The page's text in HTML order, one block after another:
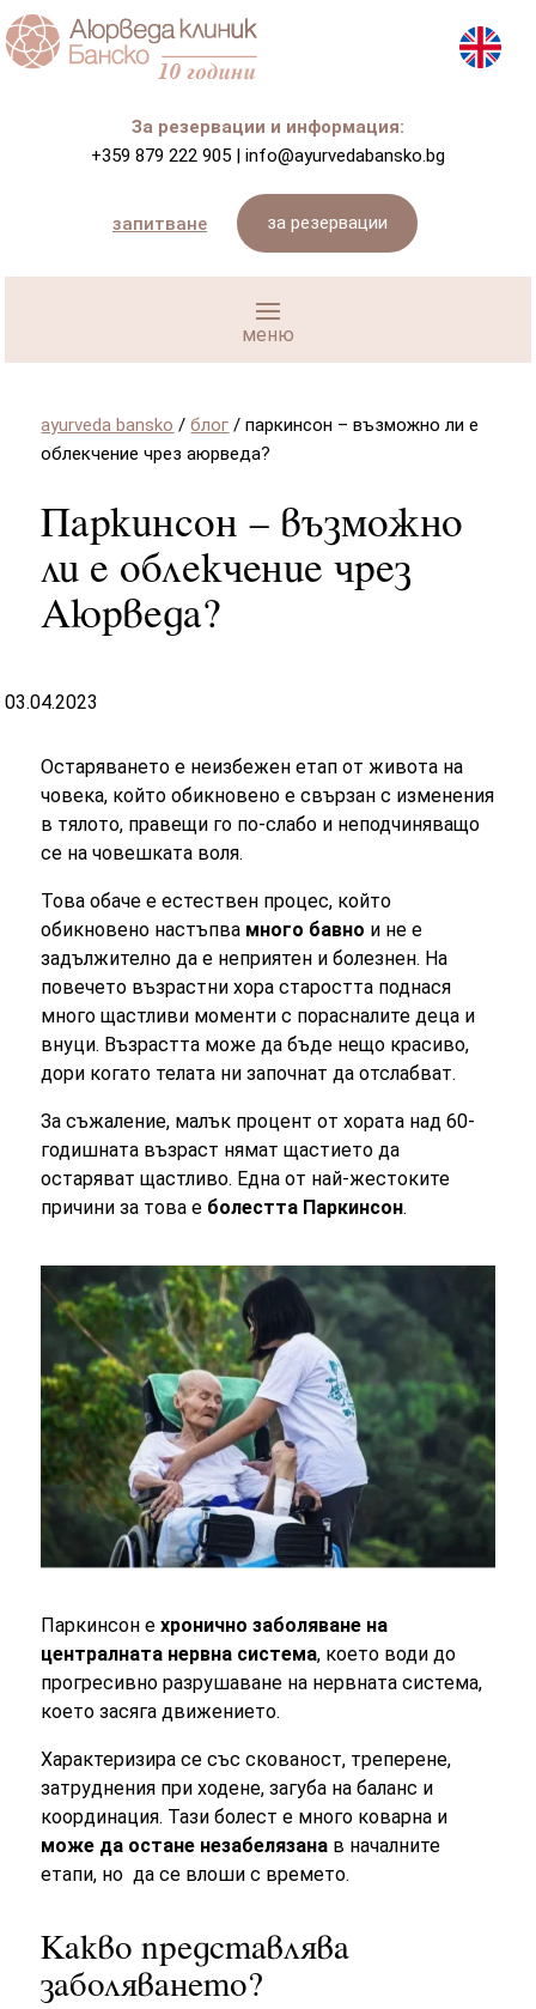
За резервации и информация:
+359 879 222 905 | info@ayurvedabansko.bg
запитване за резервации
ayurveda bansko /блог /паркинсон – възможно ли е
облекчение чрез аюрведа?
Паркинсон – възможно
ли е облекчение чрез
Аюрведа?
03.04.2023
Остаряването е неизбежен етап от живота на
човека, който обикновено е свързан с изменения
в тялото, правещи го по-слабо и неподчиняващо
се на човешката воля.
Това обаче е естествен процес, който
обикновено настъпва много бавно и не е
задължително да е неприятен и болезнен. На
повечето възрастни хора старостта поднася
много щастливи моменти с порасналите деца и
внуци. Възрастта може да бъде нещо красиво,
дори когато телата ни започнат да отслабват.
За съжаление, малък процент от хората над 60-
годишната възраст нямат щастието да
остаряват щастливо. Една от най-жестоките
причини за това е болестта Паркинсон.
Паркинсон ехронично заболяване на
централната нервна система, което води до
прогресивно разрушаване на нервната система,
което засяга движението.
Характеризира се със скованост, треперене,
затруднения при ходене, загуба на баланс и
координация. Тази болест е много коварна и
може да остане незабелязана в началните
етапи, но да се влоши с времето.
Какво представлява
заболяването?